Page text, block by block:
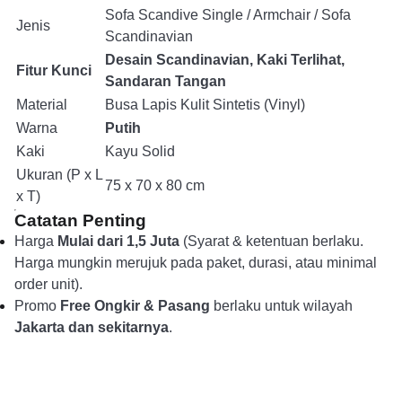
Jenis
Sofa Scandive Single / Armchair / Sofa
Scandinavian
Fitur Kunci
Desain Scandinavian, Kaki Terlihat,
Sandaran Tangan
Material
Busa Lapis Kulit Sintetis (Vinyl)
Warna
Putih
Kaki
Kayu Solid
Ukuran (P x L
x T)
75 x 70 x 80 cm
Catatan Penting
Harga Mulai dari 1,5 Juta (Syarat & ketentuan berlaku.
Harga mungkin merujuk pada paket, durasi, atau minimal
order unit).
Promo Free Ongkir & Pasang berlaku untuk wilayah
Jakarta dan sekitarnya.